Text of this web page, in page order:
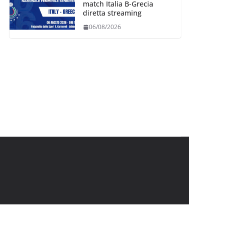
match Italia B-Grecia
diretta streaming
06/08/2026